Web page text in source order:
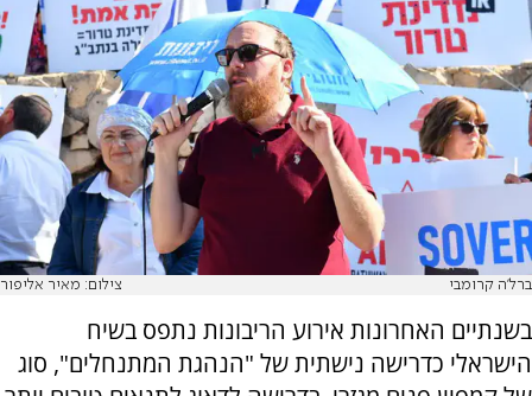
ברל'ה קרומבי צילום: מאיר אליפור
בשנתיים האחרונות אירוע הריבונות נתפס בשיח
הישראלי כדרישה נישתית של "הנהגת המתנחלים", סוג